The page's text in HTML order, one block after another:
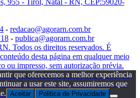
- redacao@agorarn.com.br
- publica@agorarn.com.br
Todos os direitos reservados. É
desta página em qualquer meio
ou impresso, sem autorização prévia.
que oferecemos a melhor experiência
a usar este site, assumiremos que
Aceitar Politica de Privacidade